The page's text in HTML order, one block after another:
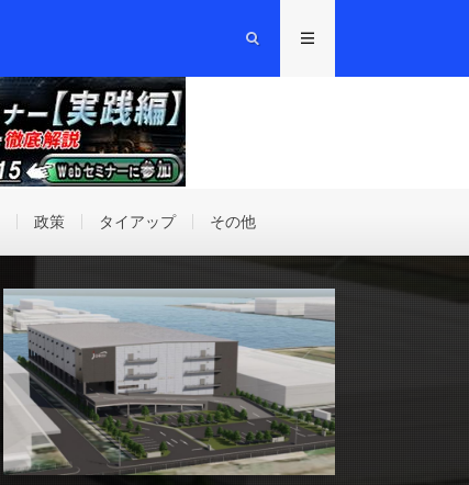
政策 タイアップ その他